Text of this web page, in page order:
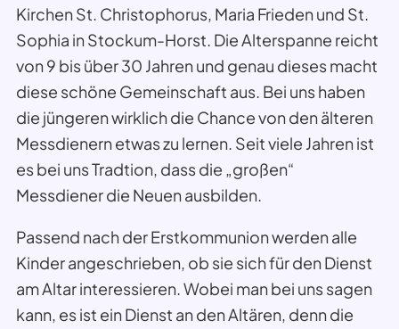
Kirchen St. Christophorus, Maria Frieden und St.
Sophia in Stockum-Horst. Die Alterspanne reicht
von 9 bis über 30 Jahren und genau dieses macht
diese schöne Gemeinschaft aus. Bei uns haben
die jüngeren wirklich die Chance von den älteren
Messdienern etwas zu lernen. Seit viele Jahren ist
es bei uns Tradtion, dass die „großen“
Messdiener die Neuen ausbilden.
Passend nach der Erstkommunion werden alle
Kinder angeschrieben, ob sie sich für den Dienst
am Altar interessieren. Wobei man bei uns sagen
kann, es ist ein Dienst an den Altären, denn die